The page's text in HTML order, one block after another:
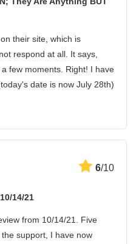
their site, which is
respond at all. It says,
few moments. Right! I have
date is now July 28th)
6/10
14/21
from 10/14/21. Five
support, I have now